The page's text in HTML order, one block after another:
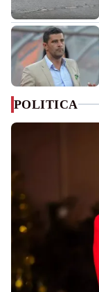
POLITICA